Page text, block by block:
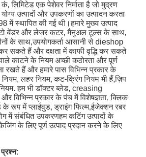
कं, लिमिटेड एक पेशेवर निर्माता है जो मुद्रण
उत्पादों और उपकरणों का उत्पादन करता
में स्थापित की गई थी।हमारे मुख्य उत्पाद
बेंडर और लेजर कटर, मैनुअल टूल्स के साथ,
के साथ,उपयोगकर्ता आसानी से dieshop
सकते हैं और दक्षता में काफी वृद्धि कर सकते
काटने के नियम अच्छी कठोरता और पूर्ण
रखते हैं और हमारे पास विभिन्न प्रकार के
नियम, लहर नियम, कट-क्रिंग नियम भी हैं,ज़िप
हम भी डॉक्टर ब्लेड, creasing
विभिन्न प्रकार के पंच में विशेषज्ञता, क्लिक
के रूप में प्लाईवुड, ड्राइंग फिल्म,ईजेक्शन रबर
में संबंधित उपकरणहम कटिंग उत्पादों के
के लिए पूर्ण उत्पाद प्रदान करने के लिए